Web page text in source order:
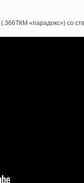
(.366ТКМ «парадокс») со